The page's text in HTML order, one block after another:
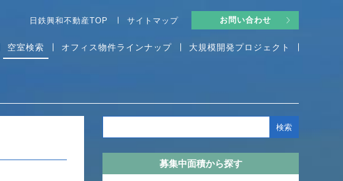
日鉄興和不動産TOP サイトマップ お問い合わせ
空室検索 オフィス物件ラインナップ 大規模開発プロジェクト
募集中面積から探す